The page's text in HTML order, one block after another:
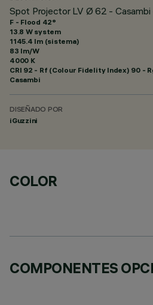
Spot Projector LV Ø 62 -
F - Flood 42°
13.8 W system
1145.4 lm (sistema)
83 lm/W
4000 K
CRI 92 - Rf (Colour Fidelity Index) 90 -
Casambi
DISEÑADO POR
iGuzzini
COLOR
COMPONENTES